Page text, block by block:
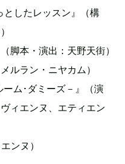
としたレッスン』（構
脚本・演出：天野天街）
ルラン・ニヤカム）
ーム･ダミーズ－』（演
ィエンヌ、エティエン
ンヌ）